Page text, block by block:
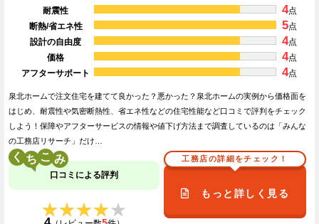
耐震性 4点
断熱/省エネ性
5点
設計の自由度
4点
価格
4点
アフターサポート
4点
泉北ホームで注文住宅を建てて良かった？悪かった？泉北ホームの実例から価格面を
はじめ、耐震性や気密断熱性、省エネ性などの住宅性能など口コミで評判をチェック
しよう！保障やアフターサービスの情報や値下げ方法まで調査しているのは「みんな
の工務店リサーチ」だけ…
く こ
口コミによる評判
★★★★★
★★★★★
工務店の詳細をチェック！
もっと詳しく見る